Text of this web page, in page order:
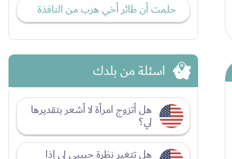
حلمت أن طائر أخي هرب من النافذة
اسئلة من بلدك
هل أتزوج امرأة لا أشعر بتقديرها
لي؟
هل تتغير نظرة حبيبي لي إذا